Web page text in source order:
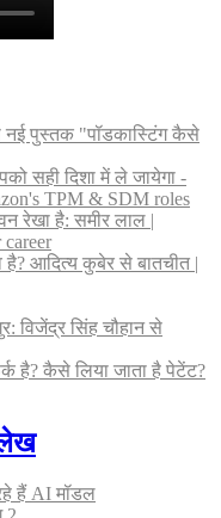
नई पुस्तक "पॉडकास्टिंग कैसे
सही दिशा में ले जायेगा -
TPM & SDM roles
रेखा है: समीर लाल |
है? आदित्य कुबेर से बातचीत |
विजेंद्र सिंह चौहान से
है? कैसे लिया जाता है पेटेंट?
लेख
हैं AI मॉडल